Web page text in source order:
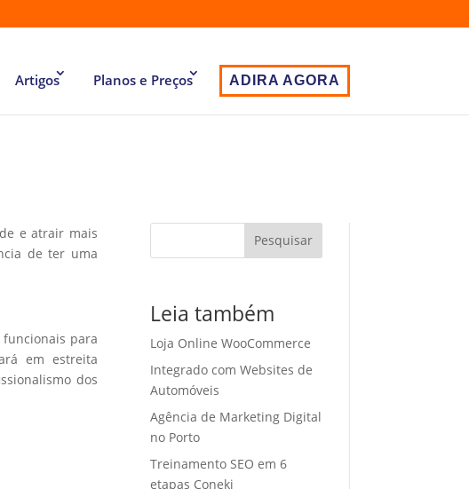
Artigos Planos e Preços ADIRA AGORA
e atrair mais
de ter uma
para
em estreita
dos
Pesquisar
Leia também
Loja Online WooCommerce
Integrado com Websites de
Automóveis
Agência de Marketing Digital
no Porto
Treinamento SEO em 6
etapas Coneki